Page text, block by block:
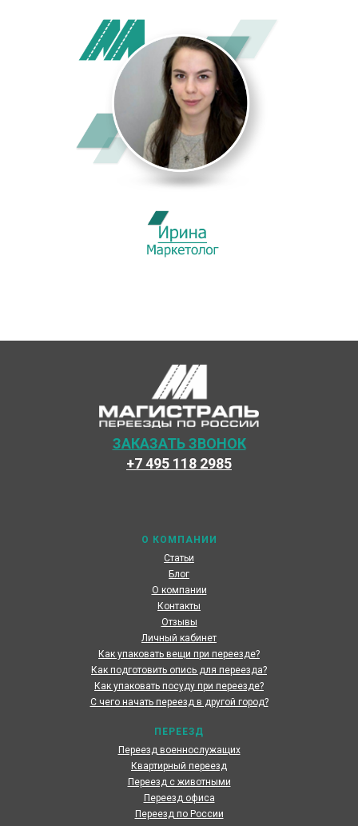
О КОМПАНИИ
Статьи
ПЕРЕЕЗД
Блог
О компании
Контакты
Отзывы
Личный кабинет
Как упаковать вещи при переезде?
Как подготовить опись для переезда?
Как упаковать посуду при переезде?
С чего начать переезд в другой город?
+7 495 118 2985
ЗАКАЗАТЬ ЗВОНОК
Переезд военнослужащих
Квартирный переезд
Переезд с животными
Переезд офиса
Переезд по России